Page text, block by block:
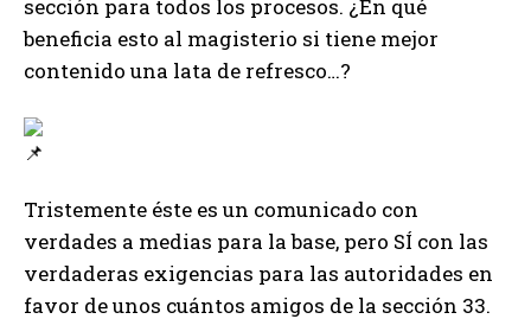
sección para todos los procesos. ¿En qué
beneficia esto al magisterio si tiene mejor
contenido una lata de refresco…?
Tristemente éste es un comunicado con
verdades a medias para la base, pero SÍ con las
verdaderas exigencias para las autoridades en
favor de unos cuántos amigos de la sección 33.